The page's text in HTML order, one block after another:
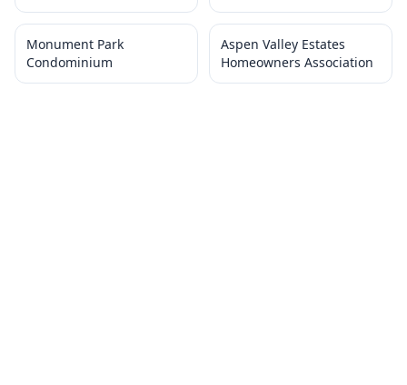
Monument Park
Condominium
Aspen Valley Estates
Homeowners Association